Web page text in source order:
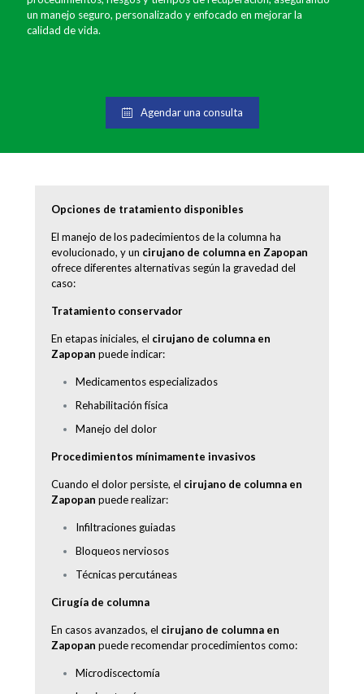
un manejo seguro, personalizado y enfocado en mejorar la
calidad de vida.
Agendar una consulta
Opciones de tratamiento disponibles
El manejo de los padecimientos de la columna ha
evolucionado, y un cirujano de columna en Zapopan
ofrece diferentes alternativas según la gravedad del
caso:
Tratamiento conservador
En etapas iniciales, el cirujano de columna en
Zapopan puede indicar:
Medicamentos especializados
Rehabilitación física
Manejo del dolor
Procedimientos mínimamente invasivos
Cuando el dolor persiste, el cirujano de columna en
Zapopan puede realizar:
Infiltraciones guiadas
Bloqueos nerviosos
Técnicas percutáneas
Cirugía de columna
En casos avanzados, el cirujano de columna en
Zapopan puede recomendar procedimientos como:
Microdiscectomía